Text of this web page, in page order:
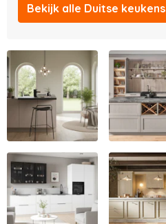
Bekijk alle Duitse keukens